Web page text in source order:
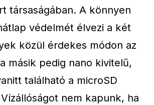
társaságában. A könnyen
védelmét élvezi a két
közül érdekes módon az
másik pedig nano kivitelű,
található a microSD
nem kapunk, ha